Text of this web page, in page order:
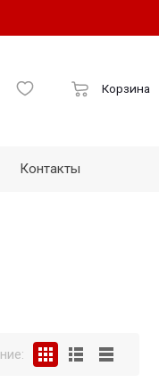
Корзина
Контакты